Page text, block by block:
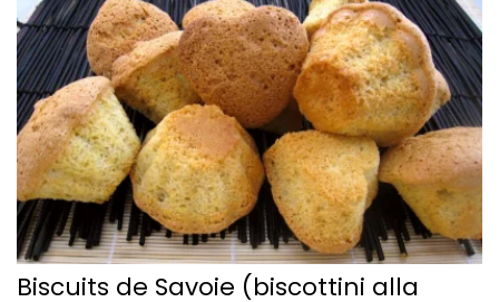
Biscuits de Savoie (biscottini alla